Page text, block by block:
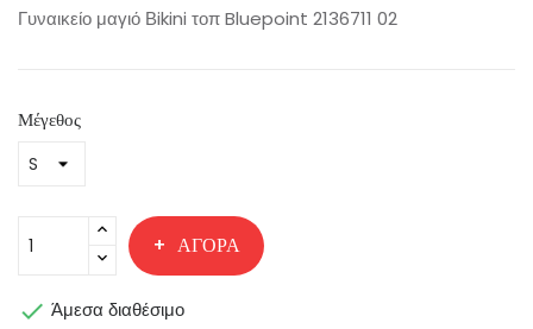
Γυναικείο μαγιό Βikini τοπ Bluepoint 2136711 02
Μέγεθος
ΑΓΟΡΆ
 Άμεσα διαθέσιμο